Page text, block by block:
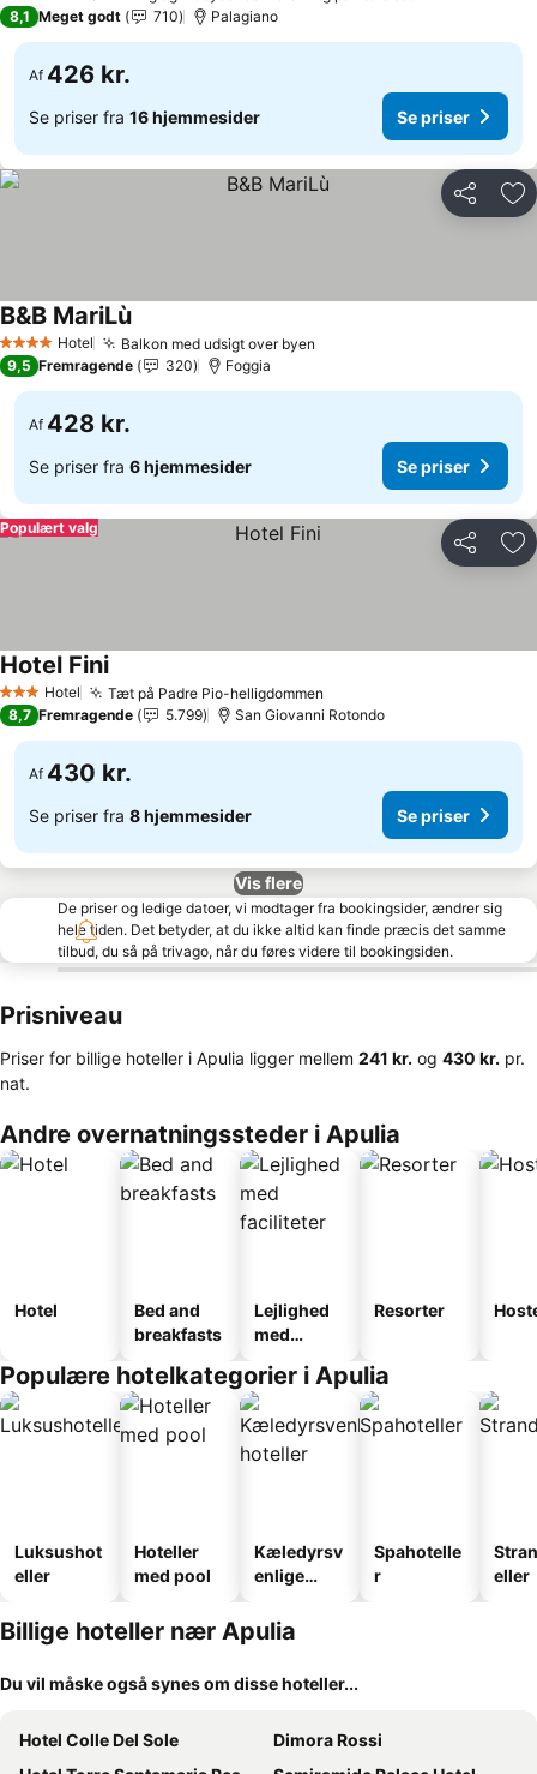
8,1 Meget godt 710 Palagiano
Af 426 kr.
Se priser fra 16 hjemmesider Se priser
Del
4 StjernerHotel Balkon med udsigt over byen
B&B MariLùSe priser
9,5 Fremragende 320 Foggia
Af 428 kr.
Se priser fra 6 hjemmesider Se priser
Del
Populært valg
3 StjernerHotel Tæt på Padre Pio-helligdommen
Hotel FiniSe priser
8,7 Fremragende 5.799 San Giovanni Rotondo
Af 430 kr.
Se priser fra 8 hjemmesider Se priser
Vis flere
De priser og ledige datoer, vi modtager fra bookingsider, ændrer sig
hele tiden. Det betyder, at du ikke altid kan finde præcis det samme
tilbud, du så på trivago, når du føres videre til bookingsiden.
Prisniveau
Priser for billige hoteller i Apulia ligger mellem ‎241 kr. og ‎430 kr. pr.
nat.
Andre overnatningssteder i Apulia
Hotel
Bed and
breakfasts
Lejlighed
med
Resorter
Populære hotelkategorier i Apulia
Luksushot
eller
Hoteller
med pool
Kæledyrsv
enlige
Spahotelle
r
eller
Billige hoteller nær Apulia
Du vil måske også synes om disse hoteller...
Hotel Colle Del Sole
Dimora Rossi